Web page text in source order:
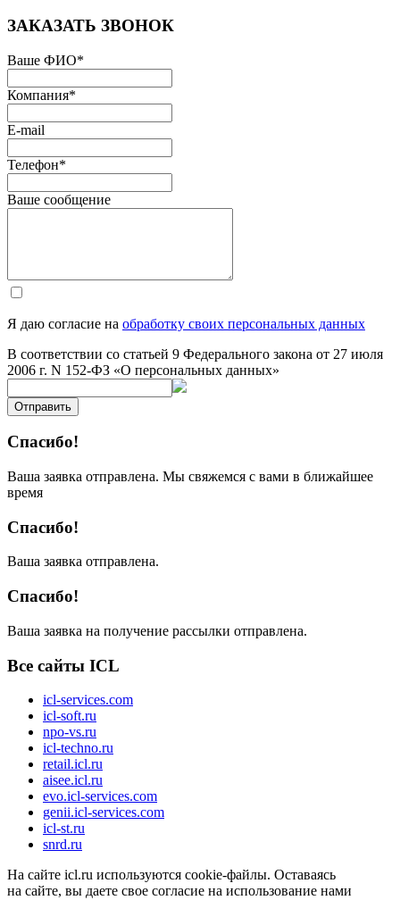
ЗАКАЗАТЬ ЗВОНОК
Ваше ФИО*
Компания*
E-mail
Телефон*
Ваше сообщение
Я даю согласие на обработку своих персональных данных
В соответствии со статьей 9 Федерального закона от 27 июля
2006 г. N 152-ФЗ «О персональных данных»
Отправить
Спасибо!
Ваша заявка отправлена. Мы свяжемся с вами в ближайшее
время
Спасибо!
Ваша заявка отправлена.
Спасибо!
Ваша заявка на получение рассылки отправлена.
Все сайты ICL
icl-services.com
icl-soft.ru
npo-vs.ru
icl-techno.ru
retail.icl.ru
aisee.icl.ru
evo.icl-services.com
genii.icl-services.com
icl-st.ru
snrd.ru
На сайте icl.ru используются cookie-файлы. Оставаясь
на сайте, вы даете свое согласие на использование нами